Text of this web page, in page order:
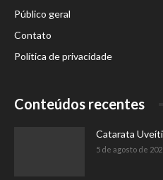
Público geral
Contato
Política de privacidade
Conteúdos recentes
Catarata
5 de agosto de